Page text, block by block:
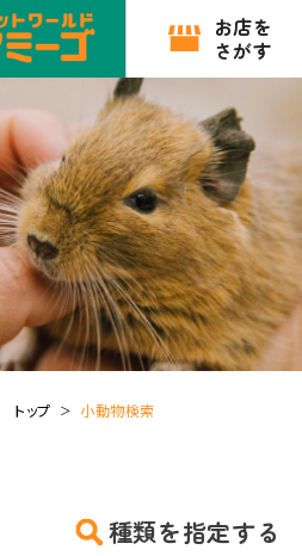
お店を
さがす
トップ 小動物検索
種類を指定する